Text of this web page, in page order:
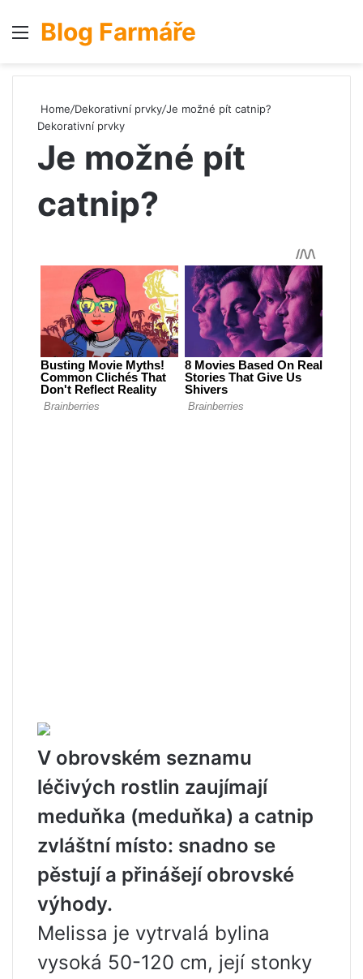
Menu
Blog Farmáře
Home/Dekorativní prvky/Je možné pít catnip?
Dekorativní prvky
Je možné pít
catnip?
V obrovském seznamu
léčivých rostlin zaujímají
meduňka (meduňka) a catnip
zvláštní místo: snadno se
pěstují a přinášejí obrovské
výhody.
Melissa je vytrvalá bylina
vysoká 50-120 cm, její stonky